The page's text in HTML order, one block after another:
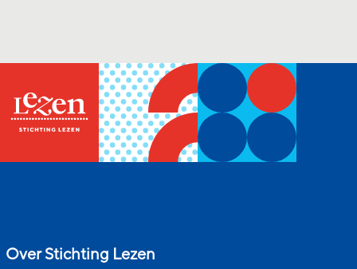
Over Stichting Lezen